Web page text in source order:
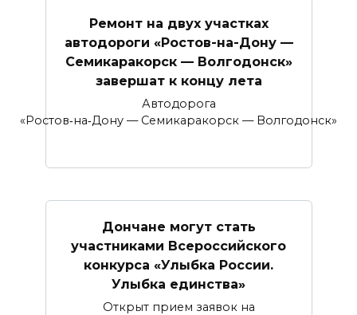
Ремонт на двух участках
автодороги «Ростов-на-Дону —
Семикаракорск — Волгодонск»
завершат к концу лета
Автодорога
«Ростов‑на‑Дону — Семикаракорск — Волгодонск»
Дончане могут стать
участниками Всероссийского
конкурса «Улыбка России.
Улыбка единства»
Открыт прием заявок на